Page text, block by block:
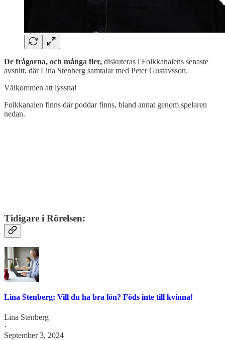
De frågorna, och många fler, diskuteras i Folkkanalens senaste
avsnitt, där Lina Stenberg samtalar med Peter Gustavsson.
Välkommen att lyssna!
Folkkanalen finns där poddar finns, bland annat genom spelaren
nedan.
Tidigare i Rörelsen:
Lina Stenberg: Vill du ha bra lön? Föds inte till kvinna!
Lina Stenberg
·
September 3, 2024